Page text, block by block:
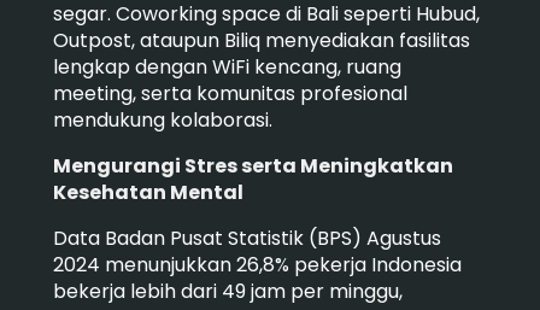
segar. Coworking space di Bali seperti Hubud,
Outpost, ataupun Biliq menyediakan fasilitas
lengkap dengan WiFi kencang, ruang
meeting, serta komunitas profesional
mendukung kolaborasi.
Mengurangi Stres serta Meningkatkan
Kesehatan Mental
Data Badan Pusat Statistik (BPS) Agustus
2024 menunjukkan 26,8% pekerja Indonesia
bekerja lebih dari 49 jam per minggu,